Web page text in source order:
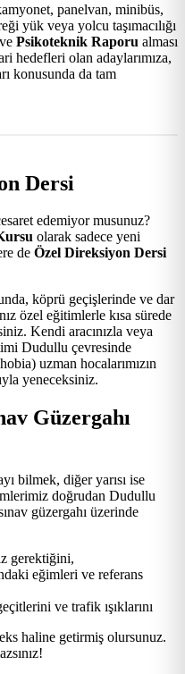
panelvan, minibüs,
yük veya yolcu taşımacılığı
ve Psikoteknik Raporu alması
hedefleri olan adaylarımıza,
konusunda da tam
Dersi
edemiyor musunuz?
olarak sadece yeni
de Özel Direksiyon Dersi
köprü geçişlerinde ve dar
özel eğitimlerle kısa sürede
Kendi aracınızla veya
Dudullu çevresinde
uzman hocalarımızın
yeneceksiniz.
Güzergahı
bilmek, diğer yarısı ise
doğrudan Dudullu
güzergahı üzerinde
gerektiğini,
eğimleri ve referans
ve trafik ışıklarını
haline getirmiş olursunuz.